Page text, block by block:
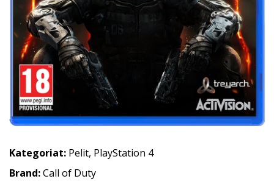
Kategoriat: Pelit, PlayStation 4
Brand:Call of Duty